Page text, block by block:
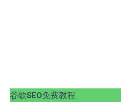
谷歌SEO免费教程